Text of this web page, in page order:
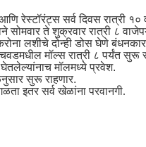
रेस्टॉरंट्स सर्व दिवस रात्री १०
सोमवार ते शुक्रवार रात्री ८
लशीचे दोन्ही डोस घेणे
मॉल्स रात्री ८ पर्यंत सुरू
मॉलमध्ये प्रवेश.
सुरू राहणार.
इतर सर्व खेळांना परवानगी.